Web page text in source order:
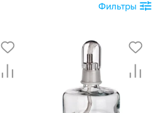
Фильтры